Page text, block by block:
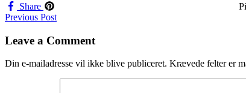
Share
Navigation
til
Previous Post
Leave a Comment
Din e-mailadresse vil ikke blive publiceret. Krævede felter er